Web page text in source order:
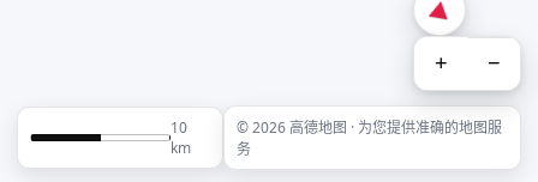
+ −
10
km
© 2026 高德地图 · 为您提供准确的地图服
务